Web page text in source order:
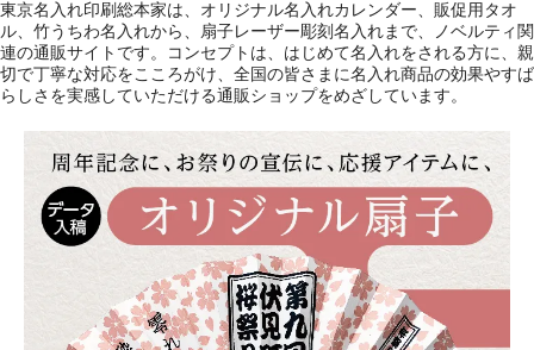
東京名入れ印刷総本家は、オリジナル名入れカレンダー、販促用タオ
ル、竹うちわ名入れから、扇子レーザー彫刻名入れまで、ノベルティ関
連の通販サイトです。コンセプトは、はじめて名入れをされる方に、親
切で丁寧な対応をこころがけ、全国の皆さまに名入れ商品の効果やすば
らしさを実感していただける通販ショップをめざしています。